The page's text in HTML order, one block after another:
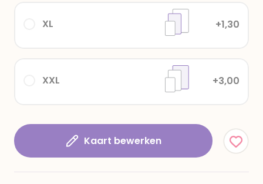
XXL +3,00
XL +1,30
Kaart bewerken